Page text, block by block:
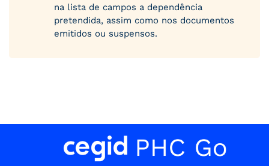
na lista de campos a dependência
pretendida, assim como nos documentos
emitidos ou suspensos.